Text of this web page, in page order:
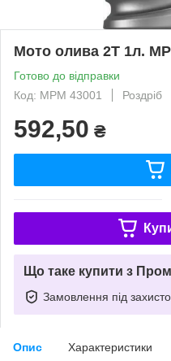
Мото олива 2T 1л.
Готово до відправки
Код: MPM 43001
Роздріб
592,50 ₴
Що таке купити з
Замовлення під
Опис Характеристики